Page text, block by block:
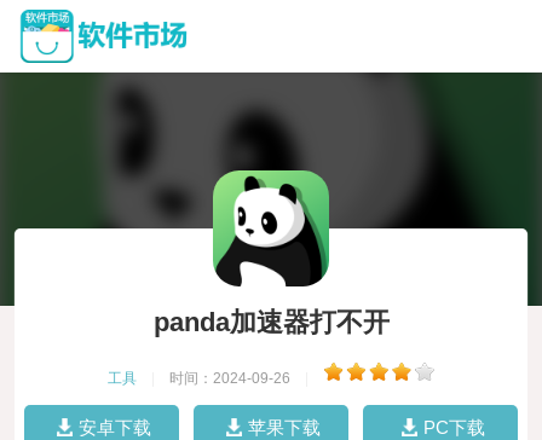
panda加速器打不开
工具 时间：2024-09-26
安卓下载 苹果下载 PC下载